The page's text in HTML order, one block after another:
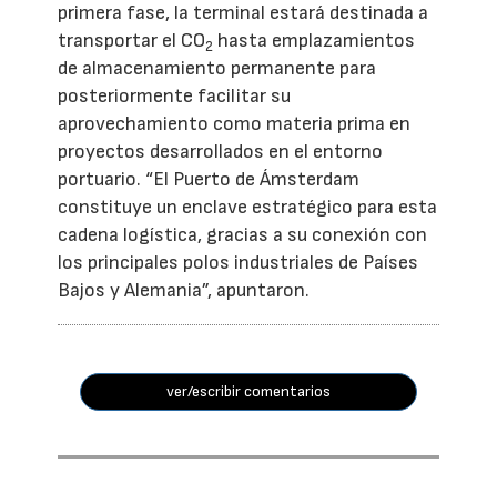
primera fase, la terminal estará destinada a
transportar el CO2 hasta emplazamientos
de almacenamiento permanente para
posteriormente facilitar su
aprovechamiento como materia prima en
proyectos desarrollados en el entorno
portuario. “El Puerto de Ámsterdam
constituye un enclave estratégico para esta
cadena logística, gracias a su conexión con
los principales polos industriales de Países
Bajos y Alemania”, apuntaron.
ver/escribir comentarios